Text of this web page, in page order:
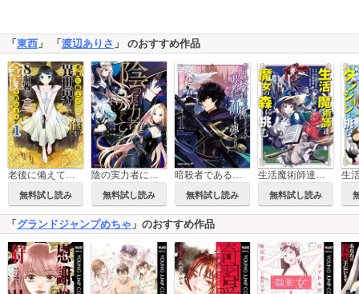
「東西 」 「渡辺ありさ 」 のおすすめ作品
老後に備えて異世界で8万枚の金貨を貯めます
無料試し読み
陰の実力者になりたくて！
無料試し読み
暗殺者である俺のステータスが勇者よりも明らかに強いのだが
無料試し読み
生活魔術師達、魔女の森に挑む
無料試し読み
「 グランドジャンプめちゃ 」のおすすめ作品